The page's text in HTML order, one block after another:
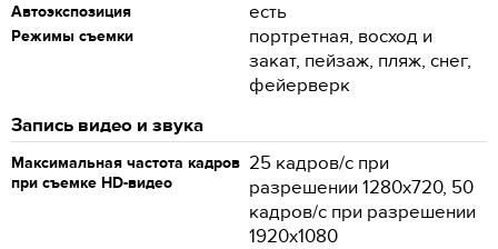
Автоэкспозиция есть
Режимы съемки
портретная, восход и
закат, пейзаж, пляж, снег,
фейерверк
Запись видео и звука
Максимальная частота кадров
при съемке HD-видео
25 кадров/с при
разрешении 1280x720, 50
кадров/с при разрешении
1920x1080